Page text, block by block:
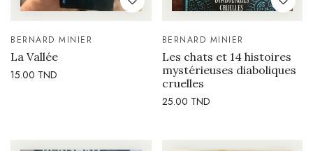
BERNARD MINIER
La Vallée
15.00 TND
BERNARD MINIER
Les chats et 14 histoires
mystérieuses diaboliques
cruelles
25.00 TND